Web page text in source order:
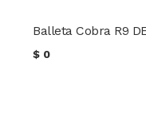
$ 0